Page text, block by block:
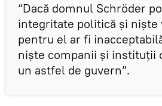
“Dacă domnul Schröder
integritate politică și niște
pentru el ar fi
niște companii și instituții
un astfel de guvern”.